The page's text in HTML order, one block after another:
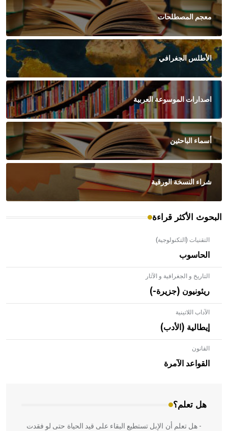
معجم المصطلحات
الأطلس الجغرافي
اصدارات الموسوعة العربية
أسماء الباحثين
شراء النسخة الورقية
البحوث الأكثر قراءة
التقنيات (التكنولوجية)
الحاسوب
التاريخ و الجغرافية و الآثار
ريئونيون (جزيرة-)
الآداب اللاتينية
إيطالية (الأدب)
القانون
القواعد الآمرة
هل تعلم؟
- هل تعلم أن الأبلق نوع من الفنون الهندسية التي ارتبطت
بالعمارة الإسلامية في بلاد الشام ومصر خاصة، حيث يحرص
المعمار على بناء مداميكه وخاصة في الواجهات
- هل تعلم أن الإبل تستطيع البقاء على قيد الحياة حتى لو فقدت